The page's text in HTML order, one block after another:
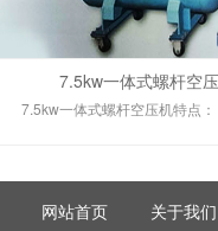
7.5kw一体式螺杆空
7.5kw一体式螺杆空压机特点
网站首页 关于我们